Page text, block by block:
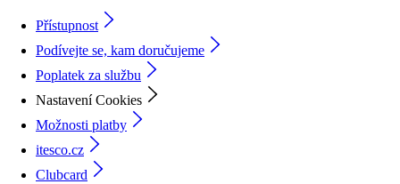
Přístupnost
Podívejte se, kam doručujeme
Poplatek za službu
Nastavení Cookies
Možnosti platby
itesco.cz
Clubcard